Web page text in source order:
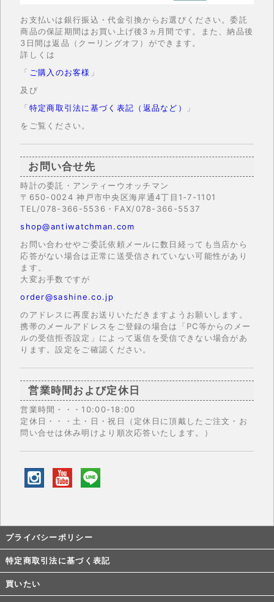
お支払いは銀行振込・代金引換からお選びください。委託
商品の保証期間はお買い上げ後3ヵ月間です。また、納品後
3日間は返品（クーリングオフ）ができます。
詳しくは
「 ご購入のお客様 」
及び
「特定商取引法に基づく表記（返品など）
」
をご覧ください。
お問い合せ先
時計の委託・アンティーウオッチマン
〒650-0024 神戸市中央区海岸通4丁目1-7-1101
TEL/078-366-5536・FAX/078-366-5537
shop@antiwatchman.com
お問い合わせやご委託依頼メールに数日経っても当店から
応答がない場合は正常に送受信されていない可能性があり
ます。
大変お手数ですが
order@sashine.co.jp
のアドレスに再度お送りいただきますようお願いします。
携帯のメールアドレスをご登録の場合は「PC等からのメー
ルの受信拒否設定」によって返信を受信できない場合があ
ります。設定をご確認ください。
営業時間および定休日
営業時間・・・10:00-18:00
定休日・・・土・日・祝日（定休日に頂戴したご注文・お
問い合せは休み明けより順次応答いたします。）
プライバシーポリシー
特定商取引法に基づく表記
買いたい